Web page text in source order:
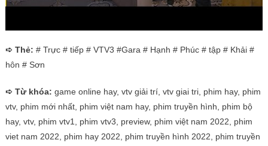
➪ Thẻ: # Trực # tiếp # VTV3 #Gara # Hạnh # Phúc # tập # Khải #
hôn # Sơn
➪ Từ khóa: game online hay, vtv giải trí, vtv giai tri, phim hay, phim
vtv, phim mới nhất, phim việt nam hay, phim truyền hình, phim bộ
hay, vtv, phim vtv1, phim vtv3, preview, phim việt nam 2022, phim
viet nam 2022, phim hay 2022, phim truyền hình 2022, phim truyền